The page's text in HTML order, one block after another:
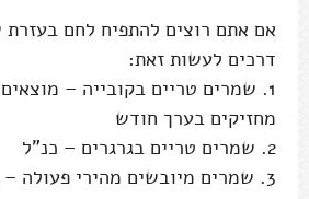
דרכים לעשות זאת:
1. שמרים טריים בקובייה –
מחזיקים בערך חודש
2. שמרים טריים בגרגרים – כנ"ל
3. שמרים מיובשים מהירי פעולה